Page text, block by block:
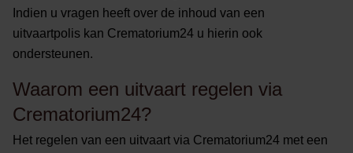
Indien u vragen heeft over de inhoud van een
uitvaartpolis kan Crematorium24 u hierin ook
ondersteunen.
Waarom een uitvaart regelen via
Crematorium24?
Het regelen van een uitvaart via Crematorium24 met een